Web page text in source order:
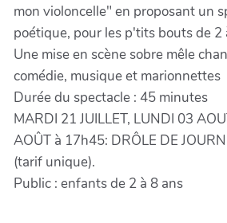
mon violoncelle" en proposant un
poétique, pour les p'tits bouts de 2
Une mise en scène sobre mêle
comédie, musique et marionnettes
Durée du spectacle : 45 minutes
MARDI 21 JUILLET, LUNDI 03
AOÛT à 17h45: DRÔLE DE
(tarif unique).
Public : enfants de 2 à 8 ans